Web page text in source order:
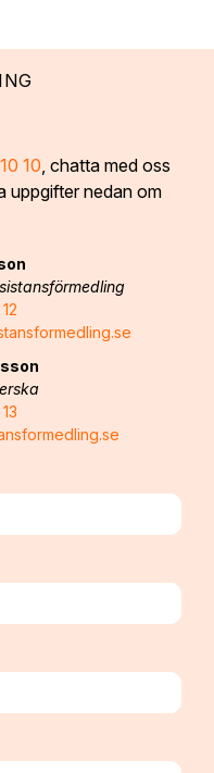
10 , chatta med oss
uppgifter nedan om